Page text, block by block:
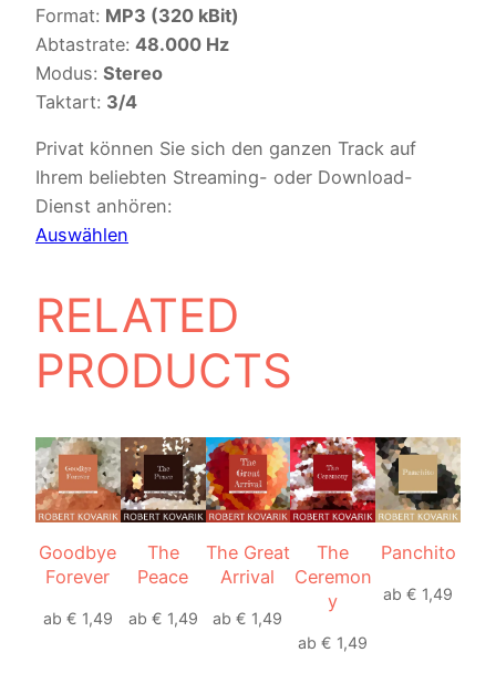
Format: MP3 (320 kBit)
Abtastrate: 48.000 Hz
Modus: Stereo
Taktart: 3/4
Privat können Sie sich den ganzen Track auf
Ihrem beliebten Streaming- oder Download-
Dienst anhören:
Auswählen
RELATED
PRODUCTS
Goodbye
Forever
ab € 1,49
The
Peace
ab € 1,49
The Great
Arrival
ab€ 1,49
The
Ceremon
y
ab€ 1,49
Panchito
ab€ 1,49